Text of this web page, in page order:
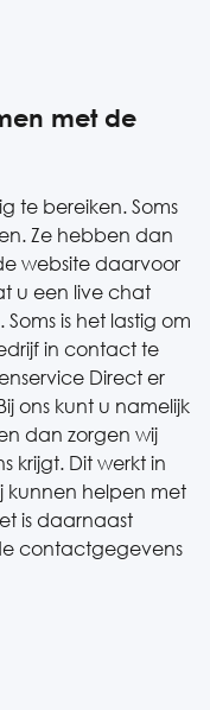
met de
te bereiken. Soms
Ze hebben dan
website daarvoor
u een live chat
is het lastig om
in contact te
Direct er
ons kunt u namelijk
dan zorgen wij
krijgt. Dit werkt in
kunnen helpen met
is daarnaast
contactgegevens